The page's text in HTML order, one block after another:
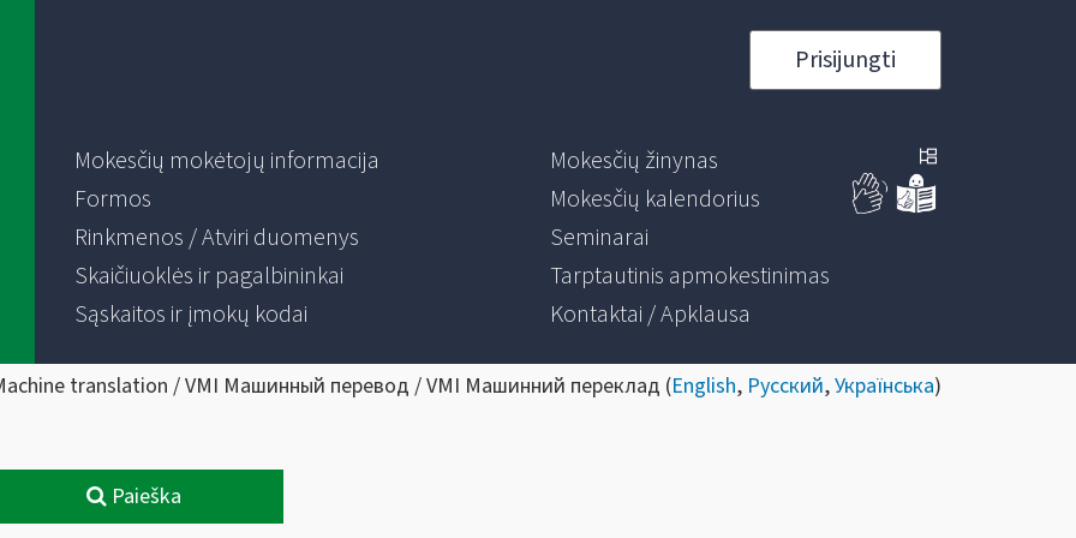
Prisijungti
Mokesčių mokėtojų informacija
Formos
Rinkmenos / Atviri duomenys
Skaičiuoklės ir pagalbininkai
Sąskaitos ir įmokų kodai
Mokesčių žinynas
Mokesčių kalendorius
Seminarai
Tarptautinis apmokestinimas
Kontaktai / Apklausa
translation / VMI Машинный перевод / VMI Машинний переклад (English, Русский,Українська)
Paieška